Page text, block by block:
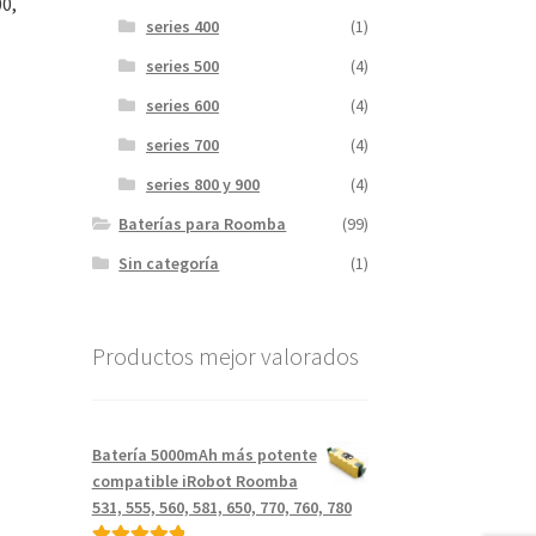
series 400
(1)
series 500
(4)
series 600
(4)
series 700
(4)
series 800 y 900
(4)
Baterías para Roomba
(99)
Sin categoría
(1)
Productos mejor valorados
Batería 5000mAh más potente
compatible iRobot Roomba
531, 555, 560, 581, 650, 770, 760, 780